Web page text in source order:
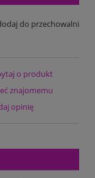
do przechowalni
o produkt
znajomemu
opinię